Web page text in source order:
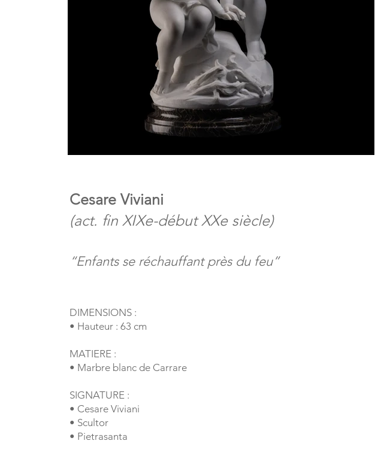
Cesare Viviani
(act. fin XIXe-début XXe siècle)
“Enfants se réchauffant près du feu”
DIMENSIONS :
• Hauteur : 63 cm
MATIERE :
• Marbre blanc de Carrare
SIGNATURE :
• Cesare Viviani
• Scultor
• Pietrasanta